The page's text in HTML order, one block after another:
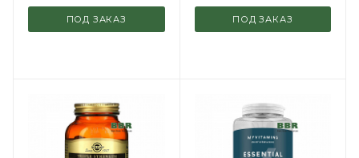
ПОД ЗАКАЗ ПОД ЗАКАЗ